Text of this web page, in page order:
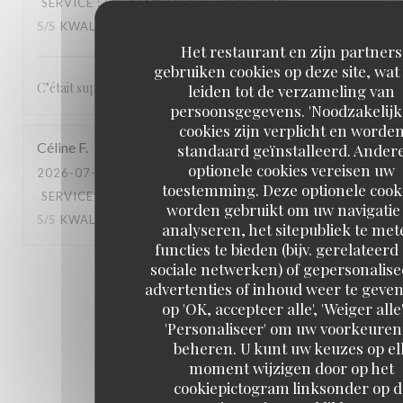
Het restaurant en zijn partners
gebruiken cookies op deze site,
leiden tot de verzameling van
persoonsgegevens.
cookies zijn verplicht en
standaard geïnstalleerd.
optionele cookies vereisen uw
toestemming. Deze optionele
worden gebruikt om uw
analyseren, het sitepubliek te
functies te bieden (bijv. gerelateerd
sociale netwerken) of
advertenties of inhoud weer te
op 'OK, accepteer alle', 'Weiger
'Personaliseer' om uw
beheren. U kunt uw keuzes op
moment wijzigen door op het
cookiepictogram linksonder op
5/5 KWALITEIT / PRIJS
C’était super, le service, le repas rien à redire ! Merci
Céline F
2026-07-28
- 12:45 - GASTEN 4
SERVICE: ATMOSFEER: 4/5 KEUKEN:
5/5 KWALITEIT / PRIJS : 5/5
1 2 3